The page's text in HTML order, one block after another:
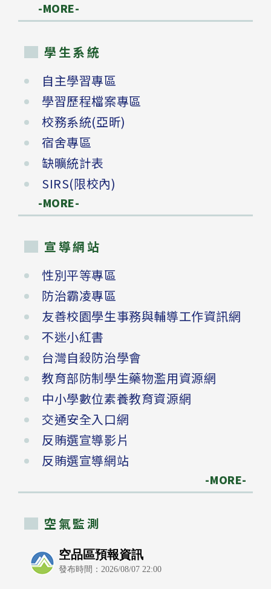
-MORE-
學生系統
自主學習專區
學習歷程檔案專區
校務系統(亞昕)
宿舍專區
缺曠統計表
SIRS(限校內)
-MORE-
宣導網站
性別平等專區
防治霸凌專區
友善校園學生事務與輔導工作資訊網
不迷小紅書
台灣自殺防治學會
教育部防制學生藥物濫用資源網
中小學數位素養教育資源網
交通安全入口網
反賄選宣導影片
反賄選宣導網站
-MORE-
空氣監測